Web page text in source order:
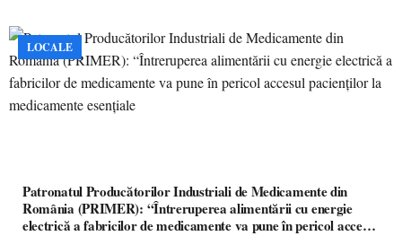
LOCALE
Patronatul Producătorilor Industriali de Medicamente din
România (PRIMER): “Întreruperea alimentării cu energie
electrică a fabricilor de medicamente va pune în pericol accesul